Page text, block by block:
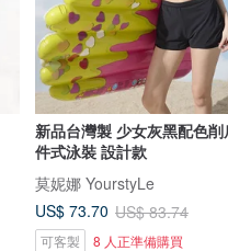
新品台灣製 少女灰黑配色
件式泳裝 設計款
莫妮娜 YourstyLe
US$ 73.70 US$ 83.74
可客製 8 人正準備購買